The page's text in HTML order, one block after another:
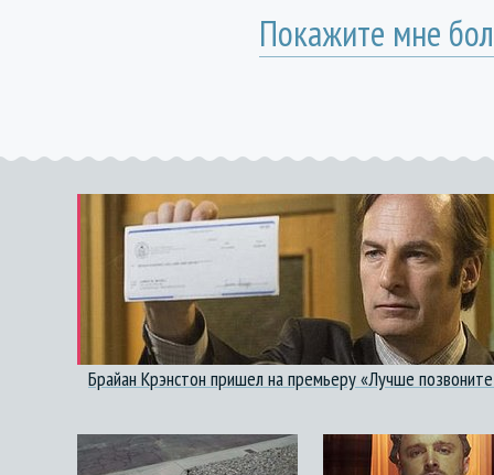
Покажите мне
Брайан Крэнстон пришел на премьеру «Лучше